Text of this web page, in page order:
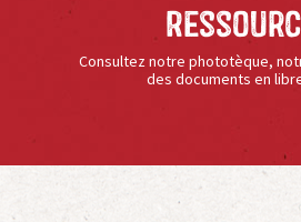
Consultez notre phototèque,
des documents en